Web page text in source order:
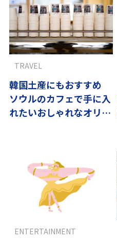
韓国土産にもおすすめ
ソウルのカフェで手に入
れたいおしゃれなオリジ
TRAVEL
ENTERTAINMENT